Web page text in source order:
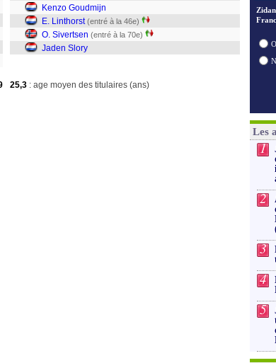
Kenzo Goudmijn
E. Linthorst (entré à la 46e)
O. Sivertsen (entré à la 70e)
Jaden Slory
25,3 : age moyen des titulaires (ans)
Les
1
2
3
4
5